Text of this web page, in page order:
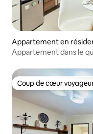
Appartement en
Appartement dans le
Coup de cœur
Coup de cœur